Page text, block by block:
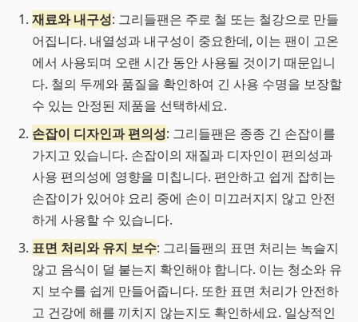
재료와 내구성: 그리들팬은 주로 철 또는 철강으로 만들
어집니다. 내열성과 내구성이 중요한데, 이는 팬이 고온
에서 사용되며 오랜 시간 동안 사용될 것이기 때문입니
다. 철의 두께와 품질을 확인하여 긴 사용 수명을 보장할
수 있는 안정된 제품을 선택하세요.
손잡이 디자인과 편의성: 그리들팬은 종종 긴 손잡이를
가지고 있습니다. 손잡이의 재질과 디자인이 편의성과
사용 편의성에 영향을 미칩니다. 편안하고 쉽게 잡히는
손잡이가 있어야 요리 중에 손이 미끄러지지 않고 안전
하게 사용할 수 있습니다.
표면 처리와 유지 보수: 그리들팬의 표면 처리는 녹슬지
않고 음식이 덜 붙는지 확인해야 합니다. 이는 청소와 유
지 보수를 쉽게 만들어줍니다. 또한 표면 처리가 안전하
고 건강에 해를 끼치지 않는지도 확인하세요. 일상적인